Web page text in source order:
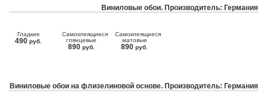
Виниловые обои. Производитель: Германия
Гладкие
490 руб.
Самоклеящиеся
глянцевые
890 руб.
Самоклеящиеся
матовые
890 руб.
Виниловые обои на флизелиновой основе. Производитель: Германия